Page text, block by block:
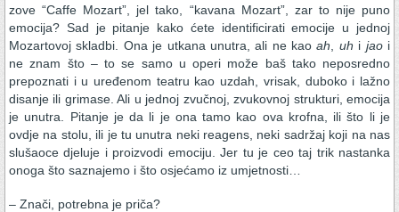
zove “Caffe Mozart”, jel tako, “kavana Mozart”, zar to nije puno
emocija? Sad je pitanje kako ćete identificirati emocije u jednoj
Mozartovoj skladbi. Ona je utkana unutra, ali ne kaoah uh i jaoi
ne znam što – to se samo u operi može baš tako neposredno
prepoznati i u uređenom teatru kao uzdah, vrisak, duboko i lažno
disanje ili grimase. Ali u jednoj zvučnoj, zvukovnoj strukturi, emocija
je unutra. Pitanje je da li je ona tamo kao ova krofna, ili što li je
ovdje na stolu, ili je tu unutra neki reagens, neki sadržaj koji na nas
slušaoce djeluje i proizvodi emociju. Jer tu je ceo taj trik nastanka
onoga što saznajemo i što osjećamo iz umjetnosti…
– Znači, potrebna je priča?